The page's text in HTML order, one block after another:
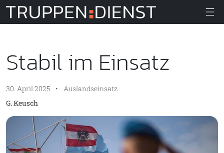
Truppendienst
Stabil im Einsatz
30. April 2025 •
Auslandseinsatz
G. Keusch